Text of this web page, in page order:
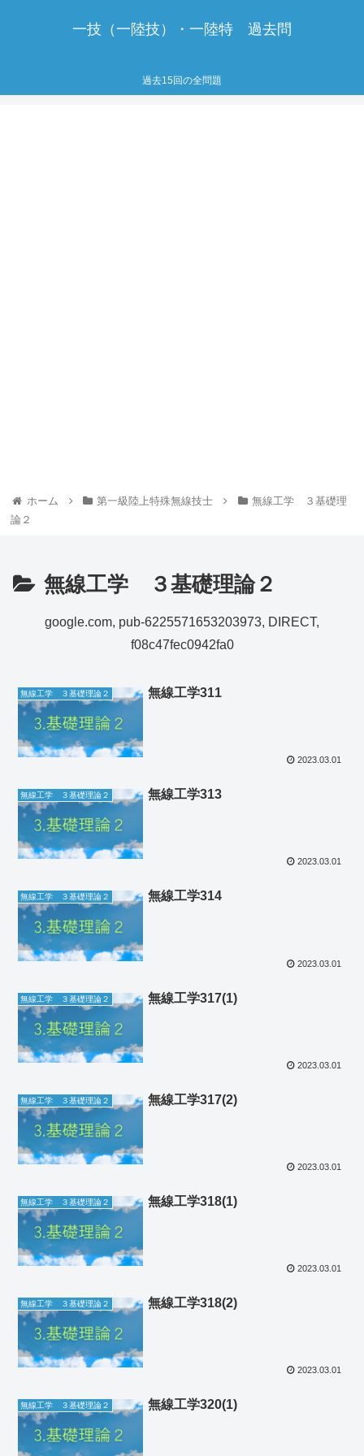
一技（一陸技）・一陸特 過去問
過去15回の全問題
ホーム 第一級陸上特殊無線技士
無線工学 ３基礎理
論２
無線工学 ３基礎理論２
google.com, pub-6225571653203973, DIRECT,
f08c47fec0942fa0
無線工学 ３基礎理論２ 無線工学311
2023.03.01
無線工学 ３基礎理論２ 無線工学313
2023.03.01
無線工学 ３基礎理論２ 無線工学314
2023.03.01
無線工学 ３基礎理論２ 無線工学317(1)
2023.03.01
無線工学 ３基礎理論２ 無線工学317(2)
2023.03.01
無線工学 ３基礎理論２ 無線工学318(1)
2023.03.01
無線工学 ３基礎理論２ 無線工学318(2)
2023.03.01
無線工学 ３基礎理論２ 無線工学320(1)